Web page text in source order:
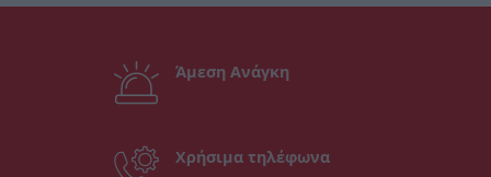
Άμεση Ανάγκη
Χρήσιμα τηλέφωνα